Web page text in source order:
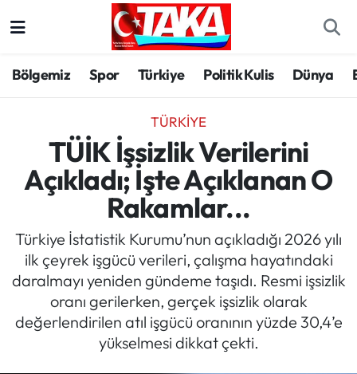
Bölgemiz Spor Türkiye Politik Kulis Dünya
TÜRKIYE
TÜİK İşsizlik Verilerini
Açıkladı; İşte Açıklanan O
Rakamlar...
Türkiye İstatistik Kurumu’nun açıkladığı 2026 yılı
ilk çeyrek işgücü verileri, çalışma hayatındaki
daralmayı yeniden gündeme taşıdı. Resmi işsizlik
oranı gerilerken, gerçek işsizlik olarak
değerlendirilen atıl işgücü oranının yüzde 30,4’e
yükselmesi dikkat çekti.
Spor
Türkiye
Kültür/Sanat
Politik Kulis
Dünya
Trabzon Hava Durumu
Trabzon Trafik Yoğunluk Haritası
Süper Lig Puan Durumu ve Fikstür
Tüm Manşetler
Son Dakika Haberleri
Haber Arşivi